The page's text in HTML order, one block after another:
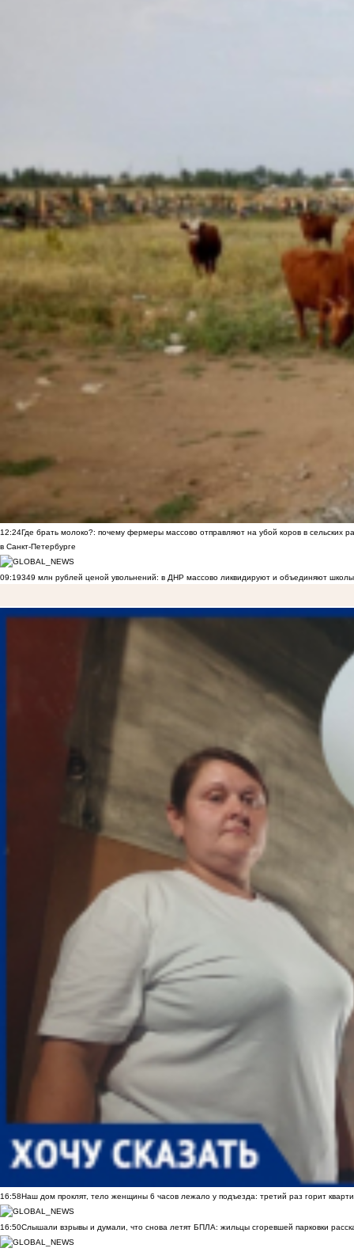
12:24Где брать молоко?: почему фермеры массово отправляют на убой коров в сельских
в Санкт-Петербурге
09:19349 млн рублей ценой увольнений: в ДНР массово ликвидируют и объединяют
16:58Наш дом проклят, тело женщины 6 часов лежало у подъезда: третий раз горит
16:50Слышали взрывы и думали, что снова летят БПЛА: жильцы сгоревшей парковки